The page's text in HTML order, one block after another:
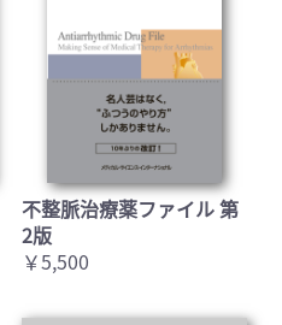
不整脈治療薬ファイル 第
2版
￥5,500